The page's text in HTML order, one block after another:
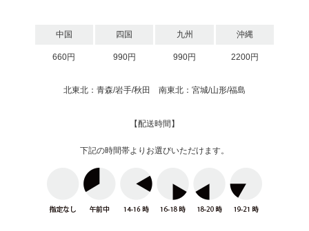
中国 四国 九州 沖縄
660円 990円 990円 2200円
北東北：青森/岩手/秋田 南東北：宮城/山形/福島
【配送時間】
下記の時間帯よりお選びいただけます。